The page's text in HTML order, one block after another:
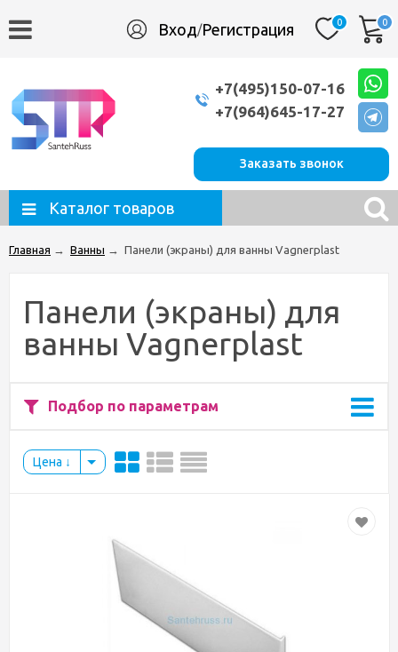
Вход/Регистрация 0 0
+7(495)150-07-16
+7(964)645-17-27
Заказать звонок
Каталог товаров
Главная → Ванны → Панели (экраны) для ванны Vagnerplast
Панели (экраны) для
ванны Vagnerplast
Подбор по параметрам
Цена